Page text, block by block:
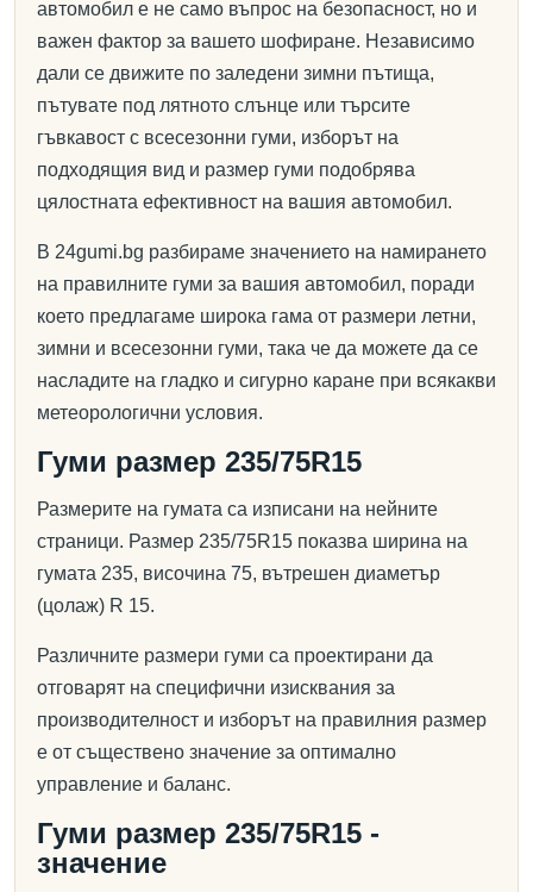
автомобил е не само въпрос на безопасност, но и
важен фактор за вашето шофиране. Независимо
дали се движите по заледени зимни пътища,
пътувате под лятното слънце или търсите
гъвкавост с всесезонни гуми, изборът на
подходящия вид и размер гуми подобрява
цялостната ефективност на вашия автомобил.
В 24gumi.bg разбираме значението на намирането
на правилните гуми за вашия автомобил, поради
което предлагаме широка гама от размери летни,
зимни и всесезонни гуми, така че да можете да се
насладите на гладко и сигурно каране при всякакви
метеорологични условия.
Гуми размер 235/75R15
Размерите на гумата са изписани на нейните
страници. Размер 235/75R15 показва ширина на
гумата 235, височина 75, вътрешен диаметър
(цолаж) R 15.
Различните размери гуми са проектирани да
отговарят на специфични изисквания за
производителност и изборът на правилния размер
е от съществено значение за оптимално
управление и баланс.
Гуми размер 235/75R15 -
значение